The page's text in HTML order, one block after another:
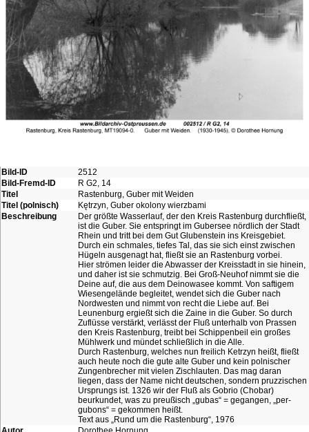
Bild-ID
2512
Bild-Fremd-ID
R G2, 14
Titel
Rastenburg, Guber mit Weiden
Titel (polnisch)
Kętrzyn, Guber okolony wierzbami
Beschreibung
Der größte Wasserlauf, der den Kreis Rastenburg durchfließt,
ist die Guber. Sie entspringt im Gubersee nördlich der Stadt
Rhein und tritt bei dem Gut Glubenstein ins Kreisgebiet.
Durch ein schmales, tiefes Tal, das sie sich einst zwischen
Hügeln ausgenagt hat, fließt sie an Rastenburg vorbei.
Hier strömen leider die Abwasser der Kreisstadt in sie hinein,
und daher ist sie schmutzig. Bei Groß-Neuhof nimmt sie die
Deine auf, die aus dem Deinowasee kommt. Von saftigem
Wiesengelände begleitet, wendet sich die Guber nach
Nordwesten und nimmt von recht die Liebe auf. Bei
Leunenburg ergießt sich die Zaine in die Guber. So durch
Zuflüsse verstärkt, verlässt der Fluß unterhalb von Prassen
den Kreis Rastenburg, treibt bei Schippenbeil ein großes
Mühlwerk und mündet schließlich in die Alle.
Durch Rastenburg, welches nun freilich Ketrzyn heißt, fließt
auch heute noch die gute alte Guber und kein polnischer
Zungenbrecher mit vielen Zischlauten. Das mag daran
liegen, dass der Name nicht deutschen, sondern pruzzischen
Ursprungs ist. 1326 wir der Fluß als Gobrio (Chobar)
beurkundet, was zu preußisch „gubas“ = gegangen, „per-
gubons“ = gekommen heißt.
Text aus „Rund um die Rastenburg“, 1976